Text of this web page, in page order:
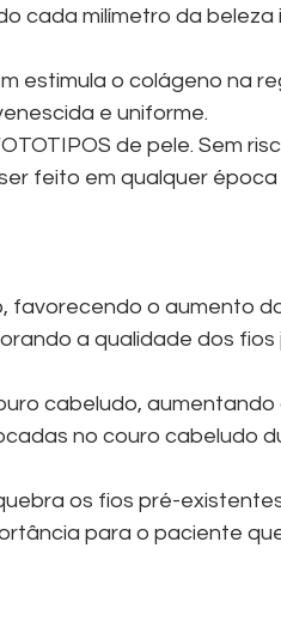
cada milímetro da beleza
estimula o colágeno na
e uniforme.
de pele. Sem
feito em qualquer época
favorecendo o aumento
a qualidade dos fios
cabeludo, aumentando
no couro cabeludo
os fios pré-
para o paciente